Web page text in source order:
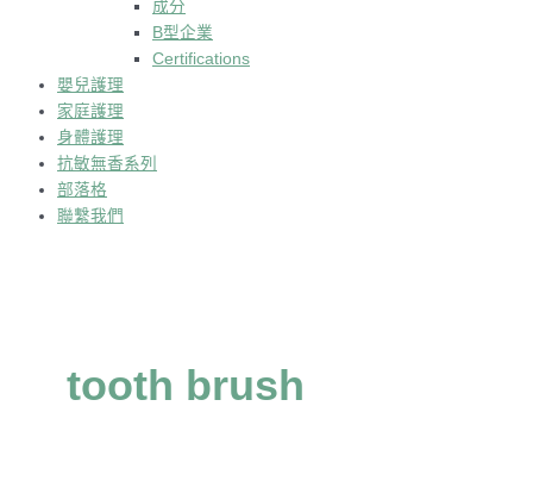
成分
B型企業
Certifications
嬰兒護理
家庭護理
身體護理
抗敏無香系列
部落格
聯繫我們
tooth brush